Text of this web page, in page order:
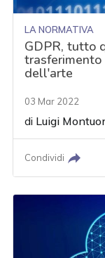
LA NORMATIVA
GDPR, tutto
dell'arte
03 Mar 2022
di Luigi
Condividi